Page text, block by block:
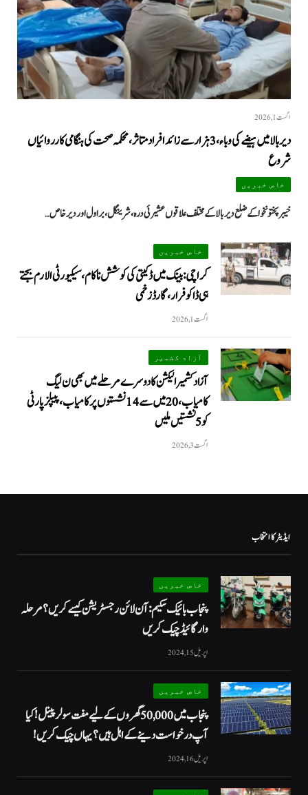
اگست 1, 2026
دیر بالا میں ہیضے کی وباء، 3 ہزار سے زائد افراد متاثر، محکمہ صحت کی ہنگامی کارروائیاں
شروع
خاص خبریں
خیبرپختونخوا کے ضلع دیر بالا کے مختلف علاقوں عشیرئی درہ، شرینگل، براول اور دیر خاص…
خاص خبریں
کراچی: بینک میں ڈکیتی کی کوشش ناکام، سیکیورٹی الارم بجتے
ہی ڈاکو فرار، گارڈ زخمی
اگست 1, 2026
آزاد کشمیر
آزاد کشمیر الیکشن کا دوسرے مرحلے میں بھی ن لیگ
کامیاب، 20 میں سے 14 نشستوں پر کامیاب، پیپلزپارٹی
کو 5 نشستیں ملیں
اگست 3, 2026
ایڈیٹر کا انتخاب
خاص خبریں
پنجاب بائیک سکیم: آن لائن رجسٹریشن کیسے کریں؟ مرحلہ
وار گائیڈ چیک کریں
اپریل 15, 2024
خاص خبریں
پنجاب میں 50,000 گھروں کے لیے مفت سولر پینل! کیا
آپ درخواست دینے کے اہل ہیں؟ یہاں چیک کریں!
اپریل 16, 2024